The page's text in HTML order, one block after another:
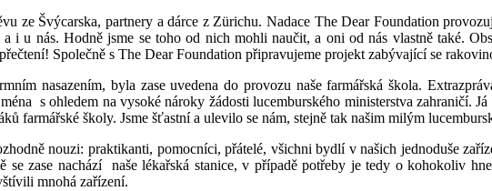
ze Švýcarska, partnery a dárce z Zürichu. Nadace The Dear Foundation
i u nás. Hodně jsme se toho od nich mohli naučit, a oni od nás vlastně také.
Společně s The Dear Foundation připravujeme projekt zabývající se
nasazením, byla zase uvedena do provozu naše farmářská škola.
s ohledem na vysoké nároky žádosti lucemburského ministerstva zahraničí.
farmářské školy. Jsme šťastní a ulevilo se nám, stejně tak našim milým
nouzi: praktikanti, pomocníci, přátelé, všichni bydlí v našich jednoduše
se zase nachází naše lékařská stanice, v případě potřeby je tedy o kohokoliv
mnohá zařízení.